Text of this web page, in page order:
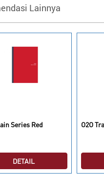
Lainnya
Series Red
DETAIL
O2O